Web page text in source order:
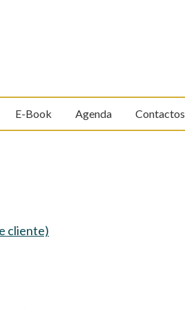
E-Book Agenda Contactos
cliente)